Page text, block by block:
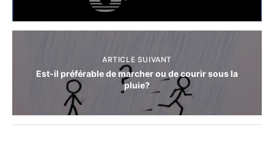
ARTICLE SUIVANT
Est-il préférable de marcher ou de courir sous la
pluie?